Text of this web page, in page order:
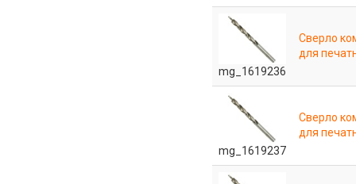
mg_1619236
Сверло
для
mg_1619237
Сверло
для